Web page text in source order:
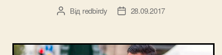
Автор
Від redbirdy
Дата28.09.2017